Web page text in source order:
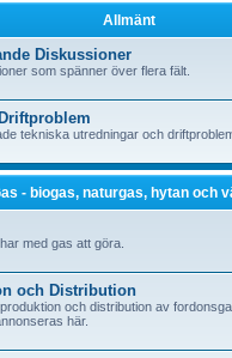
Allmänt
Diskussioner
som spänner över flera fält.
tekniska utredningar och
- biogas, naturgas, hytan och
med gas att göra.
och Distribution
och distribution av
här.